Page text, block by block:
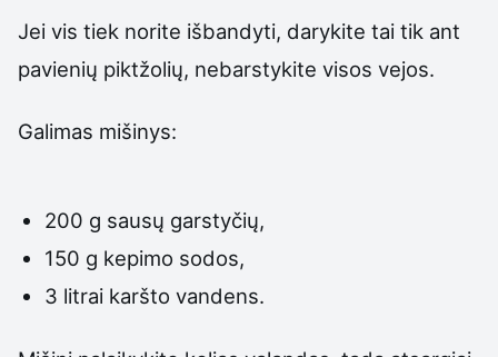
Jei vis tiek norite išbandyti, darykite tai tik ant
pavienių piktžolių, nebarstykite visos vejos.
Galimas mišinys:
200 g sausų garstyčių,
150 g kepimo sodos,
3 litrai karšto vandens.